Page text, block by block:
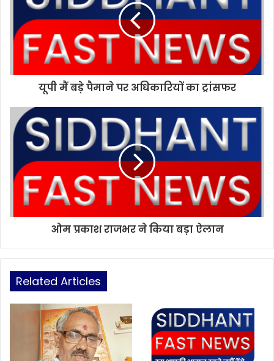
e
यूपी मैं बड़े पैमाने पर अधिकारियों का ट्रांसफर
ओम प्रकाश राजभर ने किया बड़ा ऐलान
Related Articles